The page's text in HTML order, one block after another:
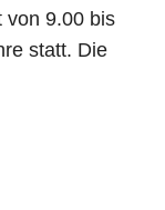
von 9.00 bis
statt. Die